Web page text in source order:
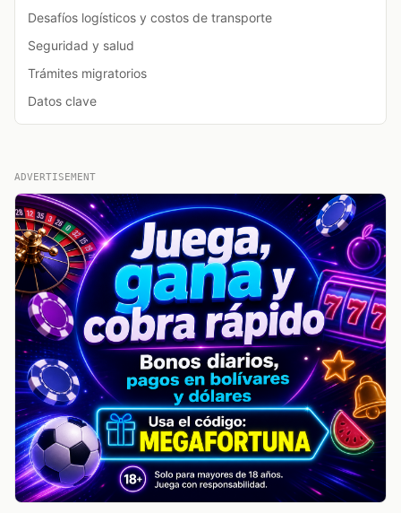
Desafíos logísticos y costos de transporte
Seguridad y salud
Trámites migratorios
Datos clave
ADVERTISEMENT